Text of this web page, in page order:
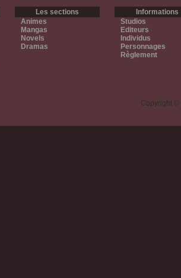
Les sections
Animes
Mangas
Novels
Dramas
Informations
Studios
Editeurs
Individus
Personnages
Règlement
Copyright ©